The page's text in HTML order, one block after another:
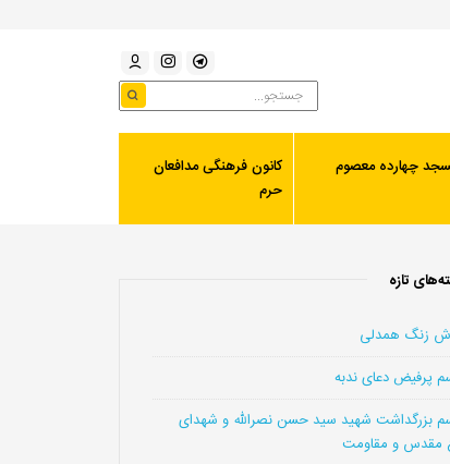
چهارده معصوم
کانون فرهنگی مدافعان
حرم
تازه
زنگ همدلی
پرفیض دعای ندبه
بزرگداشت شهید سید حسن نصرالله و شهدای
مقدس و مقاومت